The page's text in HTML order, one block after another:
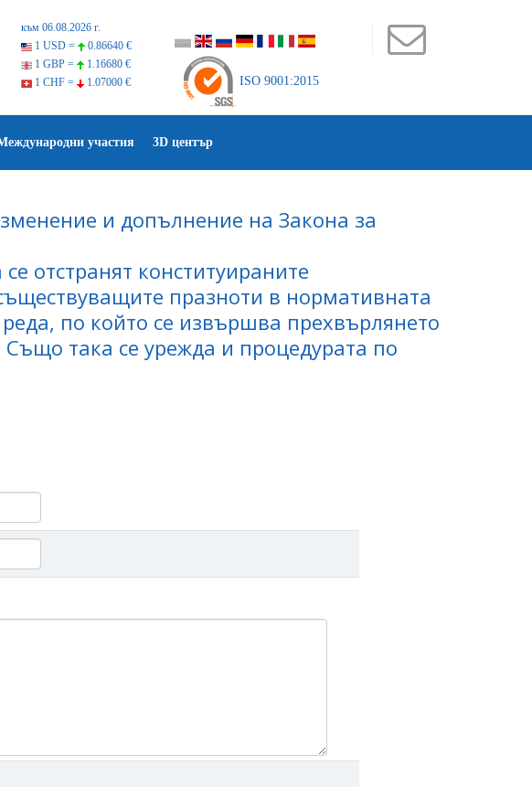
към 06.08.2026 г.
1 USD =
0.86640 €
1 GBP =
1.16680 €
1 CHF =
1.07000 € ISO 9001:2015
участия 3D център
и допълнение на Закона за
отстранят конституираните
празноти в нормативната
по който се извършва прехвърлянето
Също така се урежда и процедурата по